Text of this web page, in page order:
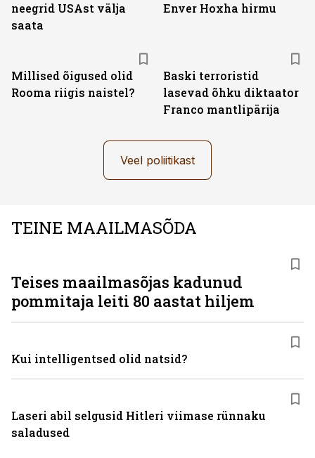
neegrid USAst välja
saata
Enver Hoxha hirmu
Millised õigused olid
Rooma riigis naistel?
Baski terroristid
lasevad õhku diktaator
Franco mantlipärija
Veel poliitikast
TEINE MAAILMASÕDA
Teises maailmasõjas kadunud
pommitaja leiti 80 aastat hiljem
Kui intelligentsed olid natsid?
Laseri abil selgusid Hitleri viimase rünnaku
saladused